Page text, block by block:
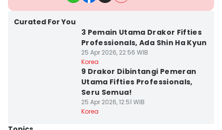
Curated For You
3 Pemain Utama Drakor Fifties
Professionals, Ada Shin Ha Kyun
25 Apr 2026, 22:56 WIB
Korea
9 Drakor Dibintangi Pemeran
Utama Fifties Professionals,
Seru Semua!
25 Apr 2026, 12:51 WIB
Korea